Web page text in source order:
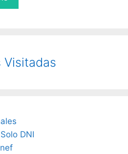
Visitadas
DNI